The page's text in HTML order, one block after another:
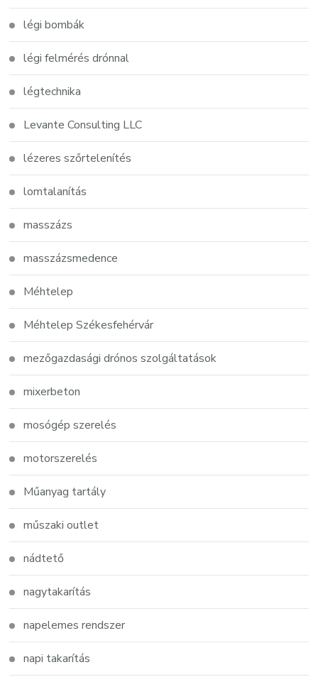
légi bombák
légi felmérés drónnal
légtechnika
Levante Consulting LLC
lézeres szőrtelenítés
lomtalanítás
masszázs
masszázsmedence
Méhtelep
Méhtelep Székesfehérvár
mezőgazdasági drónos szolgáltatások
mixerbeton
mosógép szerelés
motorszerelés
Műanyag tartály
műszaki outlet
nádtető
nagytakarítás
napelemes rendszer
napi takarítás